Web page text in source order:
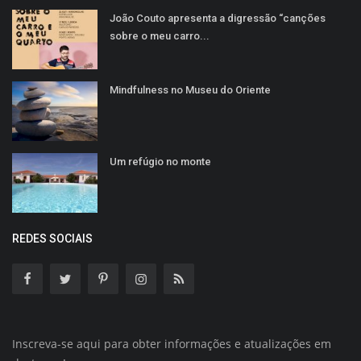
João Couto apresenta a digressão “canções
sobre o meu carro...
Mindfulness no Museu do Oriente
Um refúgio no monte
REDES SOCIAIS
Inscreva-se aqui para obter informações e atualizações em